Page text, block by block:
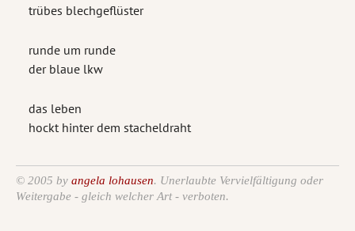
trübes blechgeflüster
runde um runde
der blaue lkw
das leben
hockt hinter dem stacheldraht
© 2005 by angela lohausen. Unerlaubte Vervielfältigung oder
Weitergabe - gleich welcher Art - verboten.